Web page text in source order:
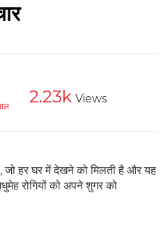
2.23k Views
जो हर घर में देखने को मिलती है और यह
रोगियों को अपने शुगर को